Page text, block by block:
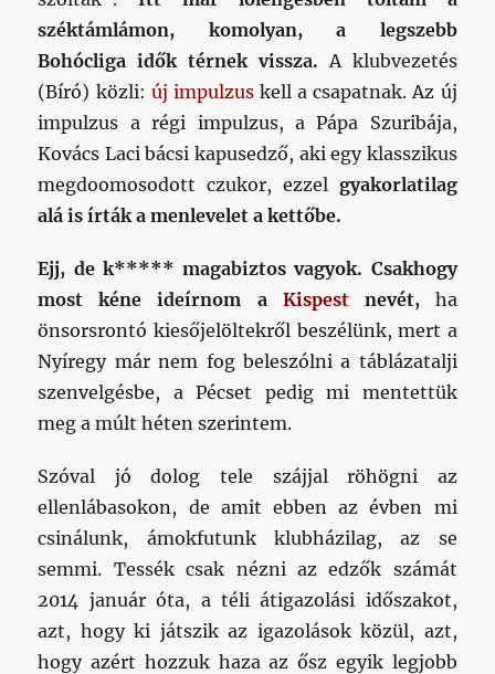
széktámlámon, komolyan, a legszebb
Bohócliga idők térnek vissza. A klubvezetés
(Bíró) közli: új impulzuskell a csapatnak. Az új
impulzus a régi impulzus, a Pápa Szuribája,
Kovács Laci bácsi kapusedző, aki egy klasszikus
megdoomosodott czukor, ezzel gyakorlatilag
alá is írták a menlevelet a kettőbe.
Ejj, de k***** magabiztos vagyok. Csakhogy
most kéne ideírnom a Kispestnevét, ha
önsorsrontó kiesőjelöltekről beszélünk, mert a
Nyíregy már nem fog beleszólni a táblázatalji
szenvelgésbe, a Pécset pedig mi mentettük
meg a múlt héten szerintem.
Szóval jó dolog tele szájjal röhögni az
ellenlábasokon, de amit ebben az évben mi
csinálunk, ámokfutunk klubházilag, az se
semmi. Tessék csak nézni az edzők számát
2014 január óta, a téli átigazolási időszakot,
azt, hogy ki játszik az igazolások közül, azt,
hogy azért hozzuk haza az ősz egyik legjobb